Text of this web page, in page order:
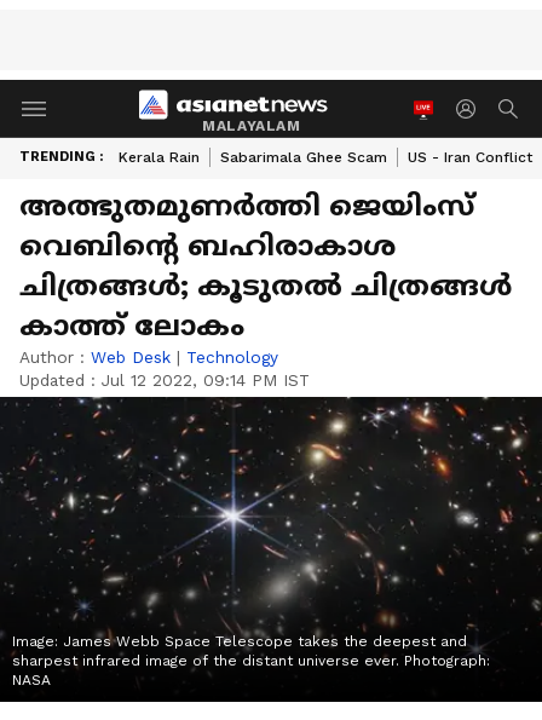
MALAYALAM
TRENDING : Kerala Rain Sabarimala Ghee Scam US - Iran Conflict
അത്ഭുതമുണർത്തി ജെയിംസ്
വെബിന്റെ ബഹിരാകാശ
ചിത്രങ്ങൾ; കൂടുതൽ ചിത്രങ്ങൾ
കാത്ത് ലോകം
Author : Web Desk | Technology
Updated : Jul 12 2022, 09:14 PM IST
Image: James Webb Space Telescope takes the deepest and
sharpest infrared image of the distant universe ever. Photograph:
NASA